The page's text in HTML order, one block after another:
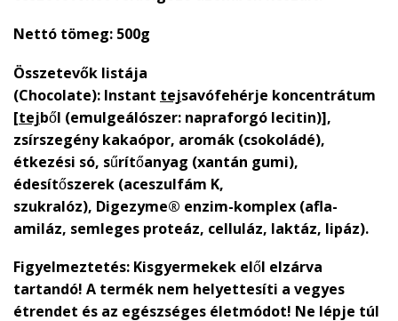
Nettó tömeg: 500g
Összetevők listája
(Chocolate): Instant tejsavófehérje koncentrátum
[tejből (emulgeálószer: napraforgó lecitin)],
zsírszegény kakaópor, aromák (csokoládé),
étkezési só, sűrítőanyag (xantán gumi),
édesítőszerek (aceszulfám K,
szukralóz), Digezyme® enzim-komplex (afla-
amiláz, semleges proteáz, celluláz, laktáz, lipáz).
Figyelmeztetés: Kisgyermekek elől elzárva
tartandó! A termék nem helyettesíti a vegyes
étrendet és az egészséges életmódot! Ne lépje túl